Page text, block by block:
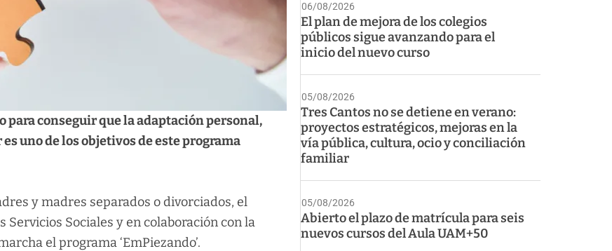
conseguir que la adaptación personal,
uno de los objetivos de este programa
y madres separados o divorciados, el
Sociales y en colaboración con la
el programa ‘EmPiezando’.
06/08/2026
El plan de mejora de los colegios
públicos sigue avanzando para el
inicio del nuevo curso
05/08/2026
Tres Cantos no se detiene en verano:
proyectos estratégicos, mejoras en la
vía pública, cultura, ocio y conciliación
familiar
05/08/2026
Abierto el plazo de matrícula para seis
nuevos cursos del Aula UAM+50